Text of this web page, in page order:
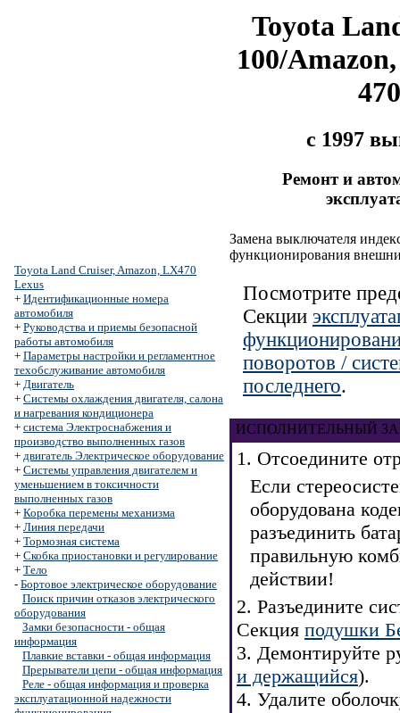
Toyota
100/
470
с 1997
Ремонт и
Toyota Land Cruiser, Amazon, LX470
Lexus
+ Идентификационные номера
автомобиля
+ Руководства и приемы безопасной
работы автомобиля
+ Параметры настройки и регламентное
техобслуживание автомобиля
+ Двигатель
+ Системы охлаждения двигателя, салона
и нагревания кондиционера
+ система Электроснабжения и
производство выполненных газов
+ двигатель Электрическое оборудование
+ Системы управления двигателем и
уменьшением в токсичности
выполненных газов
+ Коробка перемены механизма
+ Линия передачи
+ Тормозная система
+ Скобка приостановки и регулирование
+ Тело
- Бортовое электрическое оборудование
Поиск причин отказов электрического
оборудования
Замки безопасности - общая
информация
Плавкие вставки - общая информация
Прерыватели цепи - общая информация
Реле - общая информация и проверка
эксплуатационной надежности
Замена выключателя
функционирования
Посмотрите
Секции
поворотов /
последнего.
ИСПОЛНИТЕЛЬНЫЙ
1. Отсоедините
Если
оборудована
разъединить
правильную
действии!
2. Разъедините
Секция подушки
3. Демонтируйте
и держащийся).
4. Удалите